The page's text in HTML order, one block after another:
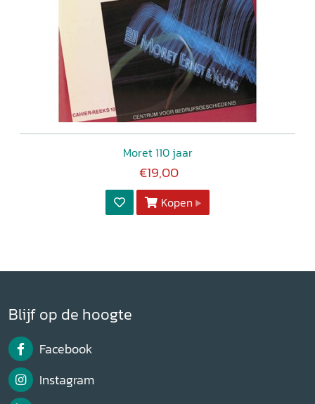
Moret 110 jaar
€19,00
Kopen
Blijf op de hoogte
Facebook
Instagram